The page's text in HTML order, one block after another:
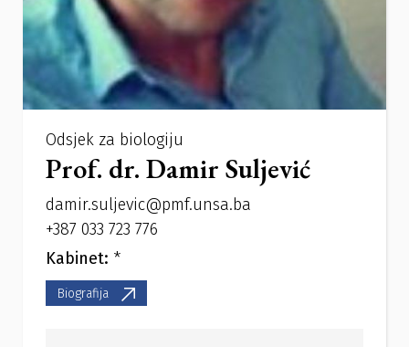
Odsjek za biologiju
Prof. dr. Damir Suljević
damir.suljevic@pmf.unsa.ba
+387 033 723 776
Kabinet: *
Biografija